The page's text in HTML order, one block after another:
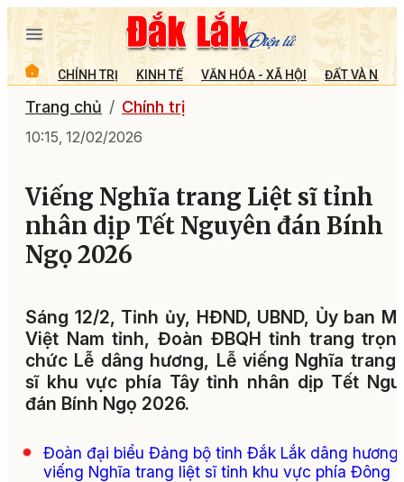
CHÍNH TRỊ KINH TẾ VĂN HÓA - XÃ HỘI ĐẤT VÀ
Trang chủ Chính trị
10:15, 12/02/2026
Viếng Nghĩa trang Liệt sĩ tỉnh
nhân dịp Tết Nguyên đán Bính
Ngọ 2026
Sáng 12/2, Tỉnh ủy, HĐND, UBND, Ủy ban
Việt Nam tỉnh, Đoàn ĐBQH tỉnh trang
chức Lễ dâng hương, Lễ viếng Nghĩa trang
sĩ khu vực phía Tây tỉnh nhân dịp Tết
đán Bính Ngọ 2026.
Đoàn đại biểu Đảng bộ tỉnh Đắk Lắk dâng hương
viếng Nghĩa trang liệt sĩ tỉnh khu vực phía Đông